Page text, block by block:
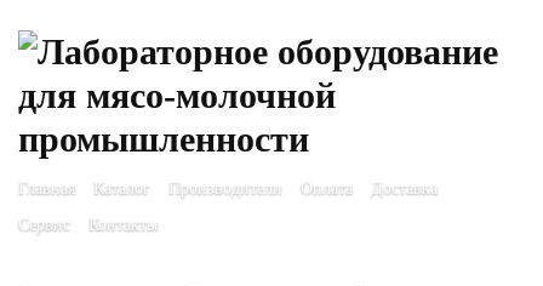
Главная Каталог Производители Оплата
Доставка
Сервис
Контакты